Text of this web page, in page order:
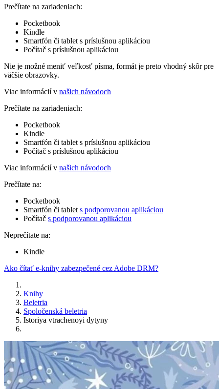
Prečítate na zariadeniach:
Pocketbook
Kindle
Smartfón či tablet s príslušnou aplikáciou
Počítač s príslušnou aplikáciou
Nie je možné meniť veľkosť písma, formát je preto vhodný skôr pre
väčšie obrazovky.
Viac informácií v našich návodoch
Prečítate na zariadeniach:
Pocketbook
Kindle
Smartfón či tablet s príslušnou aplikáciou
Počítač s príslušnou aplikáciou
Viac informácií v našich návodoch
Prečítate na:
Pocketbook
Smartfón či tablet s podporovanou aplikáciou
Počítač s podporovanou aplikáciou
Neprečítate na:
Kindle
Ako čítať e-knihy zabezpečené cez Adobe DRM?
Knihy
Beletria
Spoločenská beletria
Istoriya vtrachenoyi dytyny